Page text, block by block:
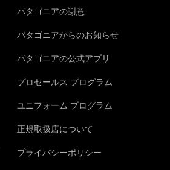
パタゴニアの謝意
パタゴニアからのお知らせ
パタゴニアの公式アプリ
プロセールス プログラム
ユニフォーム プログラム
正規取扱店について
プライバシーポリシー